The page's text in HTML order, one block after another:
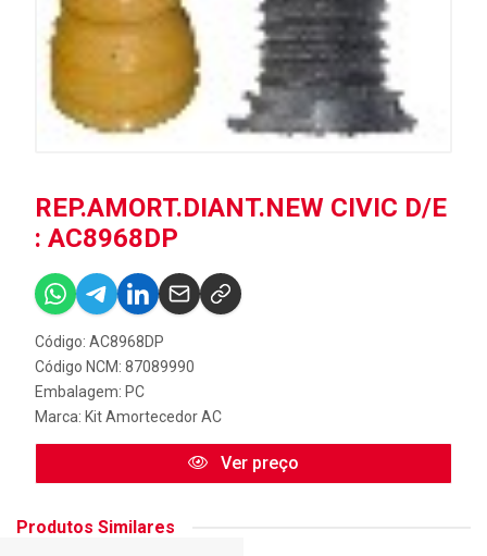
REP.AMORT.DIANT.NEW CIVIC D/E
: AC8968DP
Código: AC8968DP
Código NCM: 87089990
Embalagem: PC
Marca: Kit Amortecedor AC
Ver preço
Produtos Similares